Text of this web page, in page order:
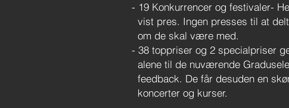
- 19 Konkurrencer og festivaler-
vist pres. Ingen presses til at
om de skal være med.
- 38 toppriser og 2 specialpriser
alene til de nuværende
feedback. De får desuden en
koncerter og kurser.